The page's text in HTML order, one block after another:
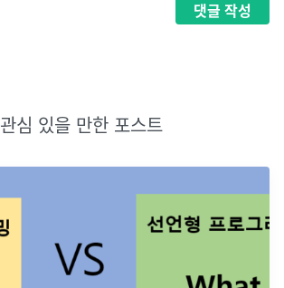
댓글 작성
관심 있을 만한 포스트